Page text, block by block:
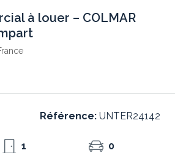
à louer – COLMAR
Référence: UNTER24142
1
0